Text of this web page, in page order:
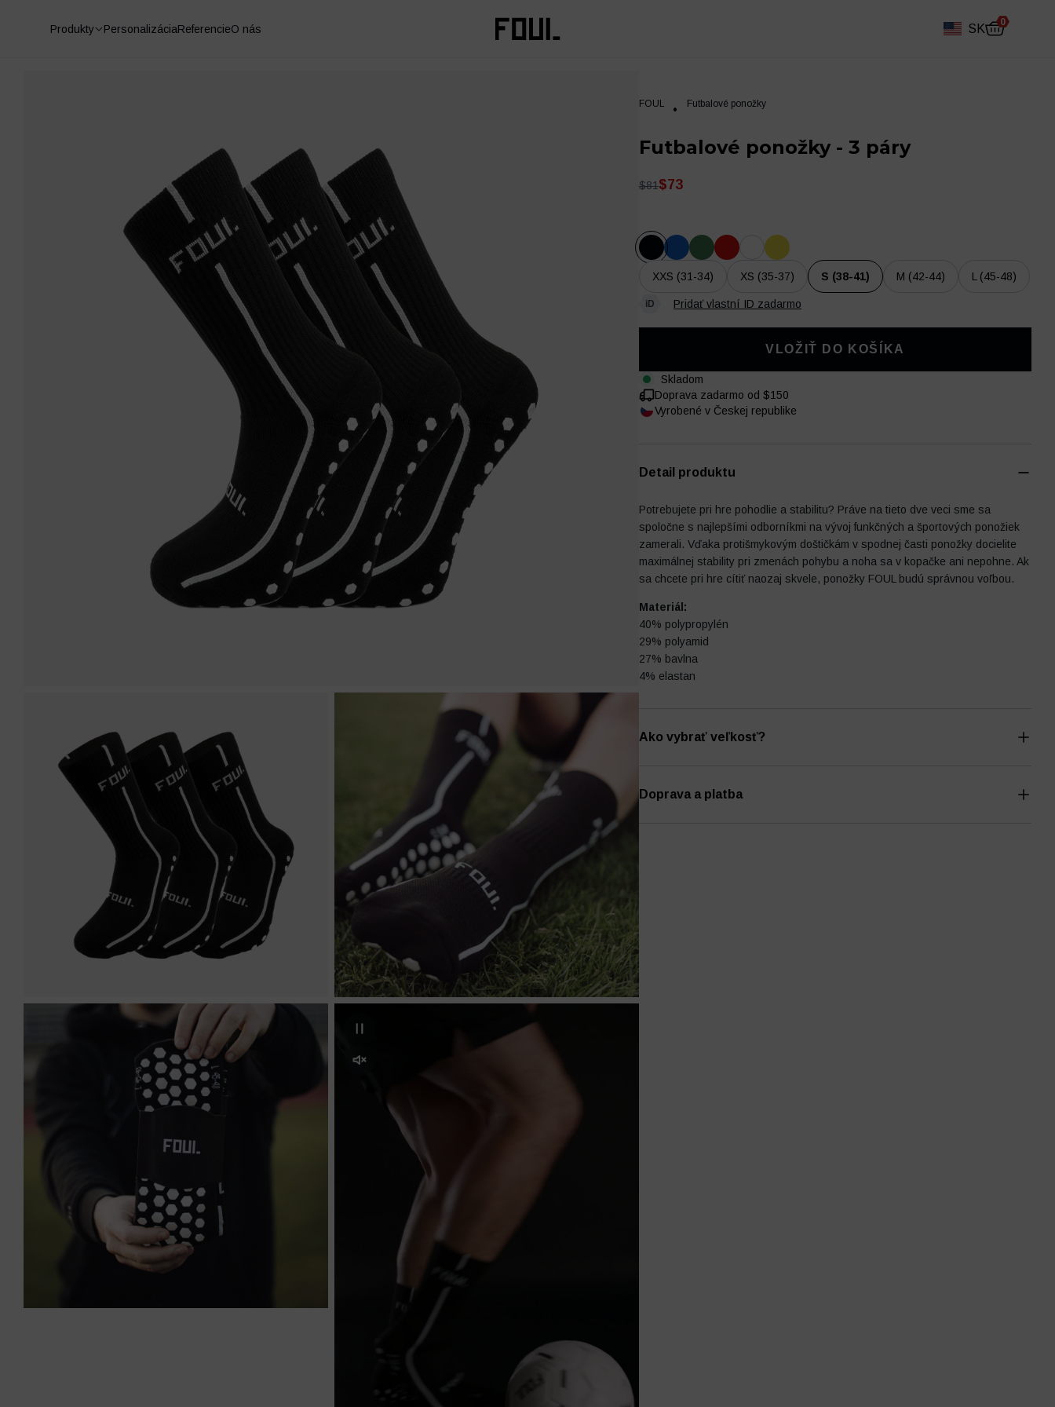
Produkty PersonalizáciaReferencieO nás SK 0
Futbalové ponožky Oblečenie Futbalový denník
FOUL Futbalové ponožky
Futbalové ponožky - 3 páry
$81$73
XXS (31-34) XS (35-37) S (38-41) M (42-44) L (45-48)
Pridať vlastní ID zadarmo
VLOŽIŤ DO KOŠÍKA
Skladom
Doprava zadarmo od $150
Vyrobené v Českej republike
Detail produktu
Potrebujete pri hre pohodlie a stabilitu? Práve na tieto dve veci sme sa
spoločne s najlepšími odborníkmi na vývoj funkčných a športových ponožiek
zamerali. Vďaka protišmykovým doštičkám v spodnej časti ponožky docielite
maximálnej stability pri zmenách pohybu a noha sa v kopačke ani nepohne. Ak
sa chcete pri hre cítiť naozaj skvele, ponožky FOUL budú správnou voľbou.
Materiál:
40% polypropylén
29% polyamid
27% bavlna
4% elastan
Ako vybrať veľkosť?
Doprava a platba